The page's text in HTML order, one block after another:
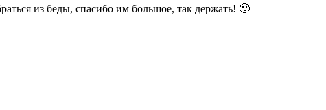
из беды, спасибо им большое, так держать! 🙂